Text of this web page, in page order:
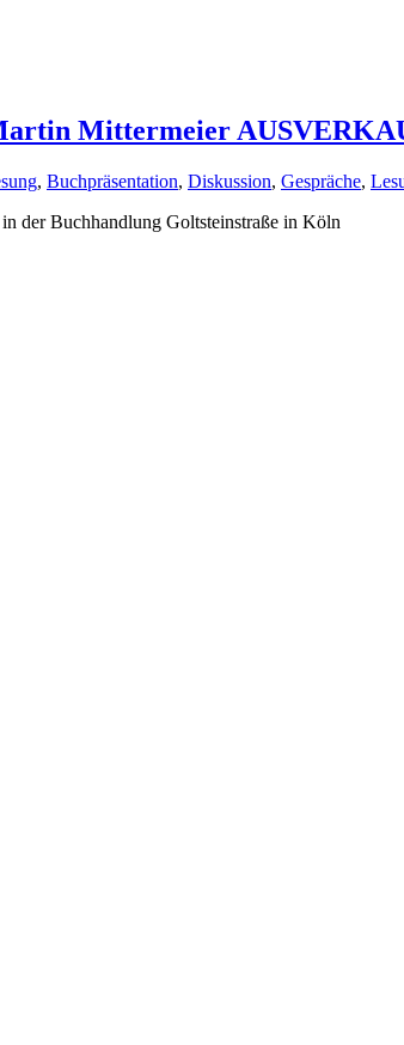
Mittermeier
, Buchpräsentation, Diskussion, Gespräche,
der Buchhandlung Goltsteinstraße in Köln